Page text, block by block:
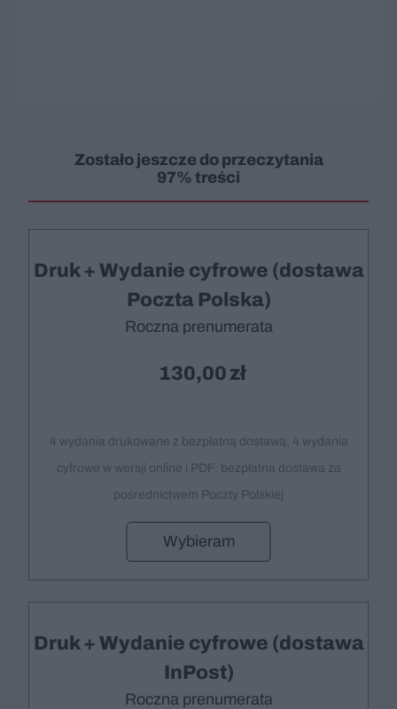
Zostało jeszcze do przeczytania
97% treści
Druk + Wydanie cyfrowe (dostawa
Poczta Polska)
Roczna prenumerata
130,00
4 wydania drukowane z bezpłatną dostawą, 4 wydania
cyfrowe w wersji online i PDF, bezpłatna dostawa za
pośrednictwem Poczty Polskiej
Wybieram
Druk + Wydanie cyfrowe (dostawa
InPost)
Roczna prenumerata